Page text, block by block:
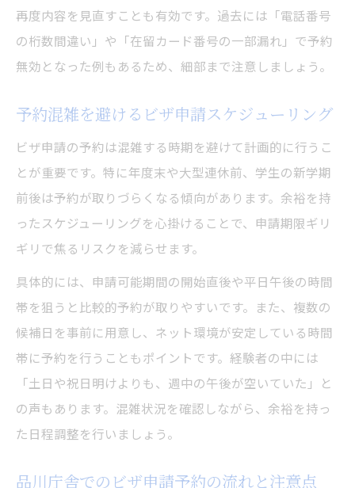
再度内容を見直すことも有効です。過去には「電話番号
の桁数間違い」や「在留カード番号の一部漏れ」で予約
無効となった例もあるため、細部まで注意しましょう。
予約混雑を避けるビザ申請スケジューリング
ビザ申請の予約は混雑する時期を避けて計画的に行うこ
とが重要です。特に年度末や大型連休前、学生の新学期
前後は予約が取りづらくなる傾向があります。余裕を持
ったスケジューリングを心掛けることで、申請期限ギリ
ギリで焦るリスクを減らせます。
具体的には、申請可能期間の開始直後や平日午後の時間
帯を狙うと比較的予約が取りやすいです。また、複数の
候補日を事前に用意し、ネット環境が安定している時間
帯に予約を行うこともポイントです。経験者の中には
「土日や祝日明けよりも、週中の午後が空いていた」と
の声もあります。混雑状況を確認しながら、余裕を持っ
た日程調整を行いましょう。
品川庁舎でのビザ申請予約の流れと注意点